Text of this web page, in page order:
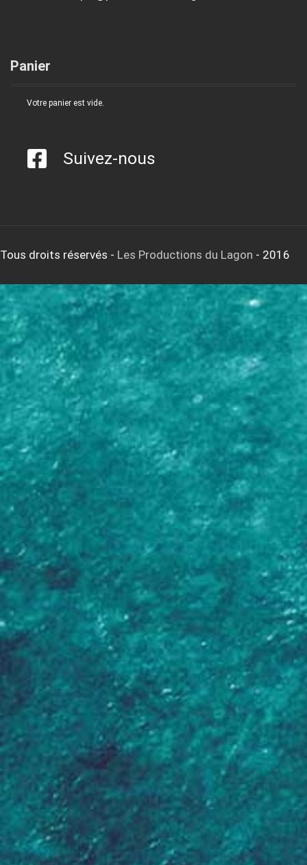
Panier
Votre panier est vide.
Suivez-nous
Tous droits réservés - Les Productions du Lagon - 2016